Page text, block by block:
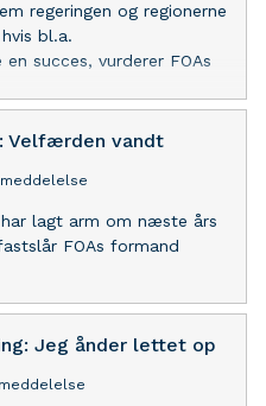
regeringen og regionerne
bl.a.
succes, vurderer FOAs
Velfærden vandt
har lagt arm om næste års
FOAs formand
Jeg ånder lettet op